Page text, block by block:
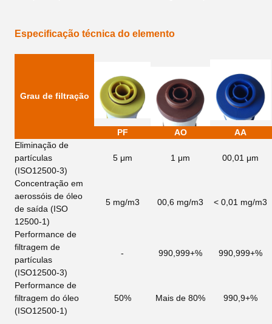
Especificação técnica do elemento
Grau de filtração
PF AO
AA
Eliminação de
partículas
(ISO12500-3)
5 μm 1 μm 00,01 μm
Concentração em
aerossóis de óleo
de saída (ISO
12500-1)
5 mg/m3 00,6 mg/m3 < 0,01 mg/m3
Performance de
filtragem de
partículas
(ISO12500-3)
- 990,999+% 990,999+%
Performance de
filtragem do óleo
(ISO12500-1)
50% Mais de 80% 990,9+%